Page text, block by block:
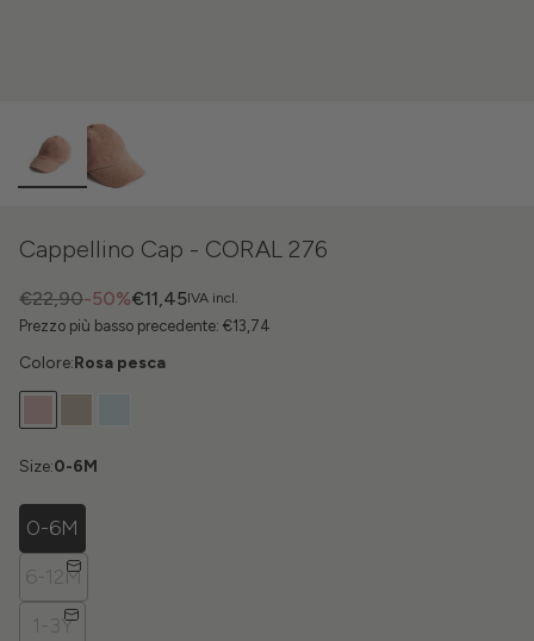
Cappellino Cap - CORAL 276
IVA incl.
-50%
€22,90 €11,45
Prezzo più basso precedente: €13,74
Colore:Rosa pesca
Size:0-6M
0-6M
6-12M
1-3Y